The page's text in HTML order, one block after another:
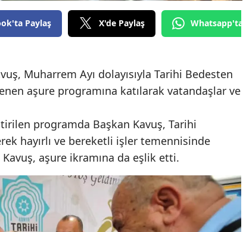
Elazığ
Erzurum
Eskişehir
Giresun
Gümüşhane
Hakkari
Hatay
Paylaş X'de Paylaş
Muharrem Ayı dolayısıyla Tarihi Bedesten
aşure programına katılarak vatandaşlar ve
programda Başkan Kavuş, Tarihi
hayırlı ve bereketli işler temennisinde
aşure ikramına da eşlik etti.